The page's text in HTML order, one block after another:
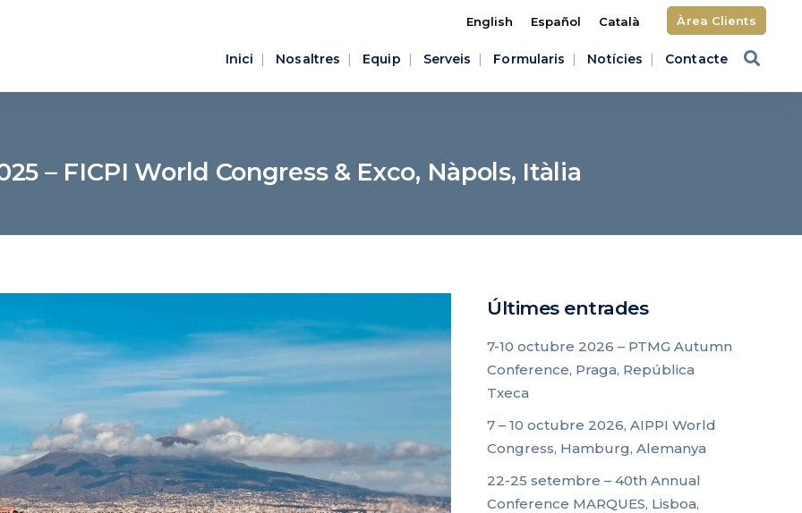
English Español Català Àrea Clients
Inici Nosaltres Equip Serveis Formularis Notícies Contacte
– FICPI World Congress & Exco, Nàpols, Itàlia
Últimes entrades
7-10 octubre 2026 – PTMG Autumn
Conference, Praga, República
Txeca
7 – 10 octubre 2026, AIPPI World
Congress, Hamburg, Alemanya
22-25 setembre – 40th Annual
Conference MARQUES, Lisboa,